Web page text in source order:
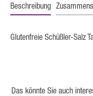
Beschreibung
Glutenfreie Schüßler-Salz
Das könnte Sie auch